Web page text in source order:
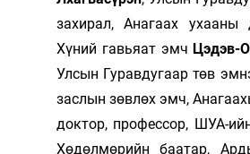
захирал, Анагаах ухааны
Хүний гавьяат эмч Цэдэв-
Улсын Гуравдугаар төв
заслын зөвлөх эмч,
доктор, профессор, ШУА-
Хөдөлмөрийн баатар,